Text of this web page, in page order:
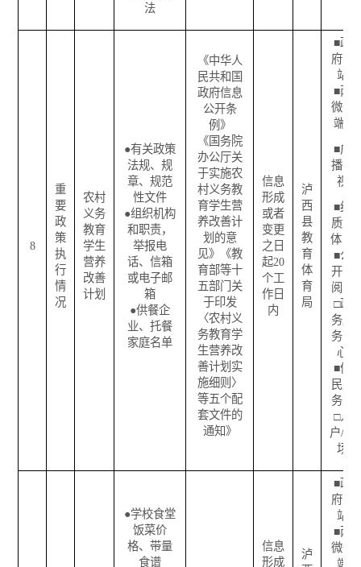
法
8
重
要
政
策
执
行
情
况
农村
义务
教育
学生
营养
改善
计划
●有关政策
法规、规
章、规范
性文件
●组织机构
和职责，
举报电
话、信箱
或电子邮
箱
●供餐企
业、托餐
家庭名单
《中华人
民共和国
政府信息
公开条
例》
《国务院
办公厅关
于实施农
村义务教
育学生营
养改善计
划的意
见》《教
育部等十
五部门关
于印发
〈农村义
务教育学
生营养改
善计划实
施细则〉
等五个配
套文件的
通知》
信息
形成
或者
变更
之日
起20
个工
作日
内
泸
西
县
教
育
体
育
局
■政
府网
站
■两
微一
端
■广
播电
视
■纸
质媒
体
■公
开查
阅点
□政
务服
务中
心
■便
民服
务站
□入
户/
场
●学校食堂
饭菜价
格、带量
食谱
信息
形成
泸
■政
府网
站
■两
微一
端